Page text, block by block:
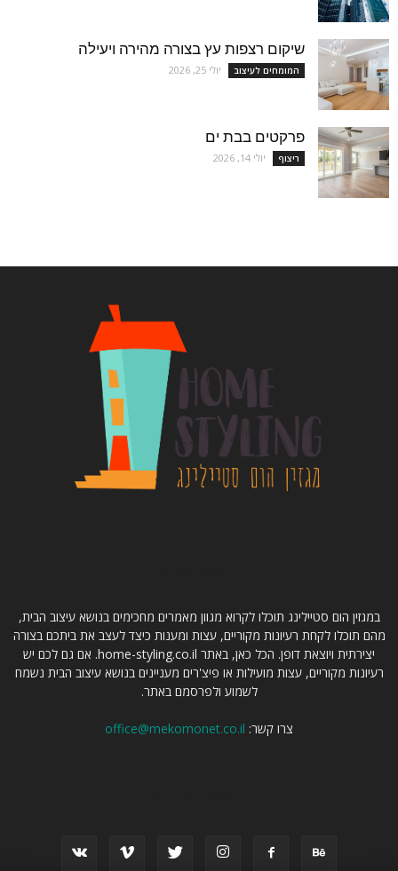
שיקום רצפות עץ בצורה מהירה ויעילה
המומחים לעיצוב יולי 25, 2026
פרקטים בבת ים
ריצוף יולי 14, 2026
במגזין הום סטיילינג תוכלו לקרוא מגוון מאמרים מחכימים בנושא עיצוב הבית,
מהם תוכלו לקחת רעיונות מקוריים, עצות ומענות כיצד לעצב את ביתכם בצורה
יצירתית ויוצאת דופן. הכל כאן, באתר home-styling.co.il. אם גם לכם יש
רעיונות מקוריים, עצות מועילות או פיצ'רים מעניינים בנושא עיצוב הבית נשמח
לשמוע ולפרסמם באתר.
צרו קשר: office@mekomonet.co.il